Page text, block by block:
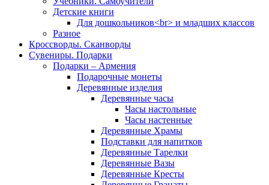
Детские книги
Для дошкольников<br> и младших классов
Разное
Кроссворды. Сканворды
Сувениры. Подарки
Подарки – Армения
Подарочные монеты
Деревянные изделия
Деревянные часы
Часы настольные
Часы настенные
Деревянные Храмы
Подставки для напитков
Деревянные Тарелки
Деревянные Вазы
Деревянные Кресты